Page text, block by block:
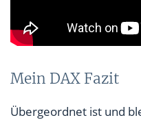
Mein DAX Fazit
Übergeordnet ist und